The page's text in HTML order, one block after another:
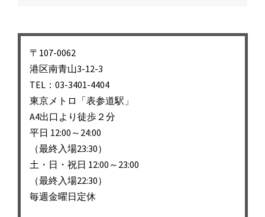
ビ
ゲ
ー
シ
ョ
ン
〒107-0062
港区南青山3-12-3
TEL：03-3401-4404
東京メトロ「表参道駅」
A4出口より徒歩２分
平日 12:00～24:00
（最終入場23:30）
土・日・祝日 12:00～23:00
（最終入場22:30）
毎週金曜日定休